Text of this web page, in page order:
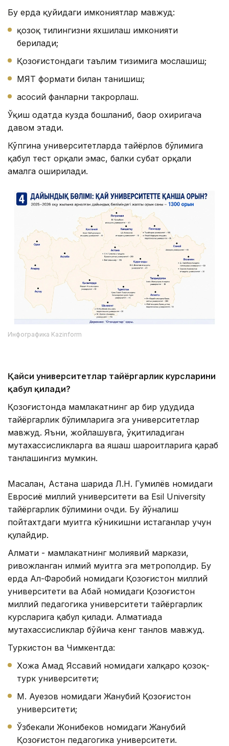
Бу ерда қуйидаги имкониятлар мавжуд:
қозоқ тилингизни яхшилаш имконияти
берилади;
Қозоғистондаги таълим тизимига мослашиш;
МЯТ формати билан танишиш;
асосий фанларни такрорлаш.
Ўқиш одатда кузда бошланиб, баҳор охиригача
давом этади.
Кўпгина университетларда тайёрлов бўлимига
қабул тест орқали эмас, балки суҳбат орқали
амалга оширилади.
Инфографика Kazinform
Қайси университетлар тайёргарлик курсларини
қабул қилади?
Қозоғистонда мамлакатнинг ҳар бир ҳудудида
тайёргарлик бўлимларига эга университетлар
мавжуд. Яъни, жойлашувга, ўқитиладиган
мутахассисликларга ва яшаш шароитларига қараб
танлашингиз мумкин.
Масалан, Астана шаҳрида Л.Н. Гумилёв номидаги
Евросиё миллий университети ва Esil University
тайёргарлик бўлимини очди. Бу йўналиш
пойтахтдаги муҳитга кўникишни истаганлар учун
қулайдир.
Алмати - мамлакатнинг молиявий маркази,
ривожланган илмий муҳитга эга метрополдир. Бу
ерда Ал-Фаробий номидаги Қозоғистон миллий
университети ва Абай номидаги Қозоғистон
миллий педагогика университети тайёргарлик
курсларига қабул қилади. Алматиада
мутахассисликлар бўйича кенг танлов мавжуд.
Туркистон ва Чимкентда:
Хожа Аҳмад Яссавий номидаги халқаро қозоқ-
турк университети;
М. Ауезов номидаги Жанубий Қозоғистон
университети;
Ўзбекали Жонибеков номидаги Жанубий
Қозоғистон педагогика университети.